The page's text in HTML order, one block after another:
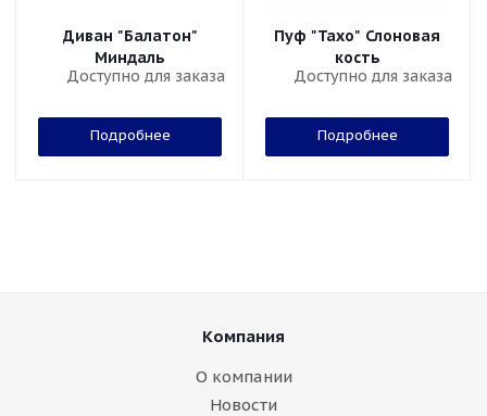
Диван "Балатон"
Миндаль
Доступно для заказа
Подробнее
Пуф "Тахо" Слоновая
кость
Доступно для заказа
Подробнее
Компания
О компании
Новости